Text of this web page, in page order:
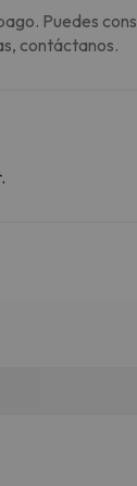
Puedes
contáctanos.